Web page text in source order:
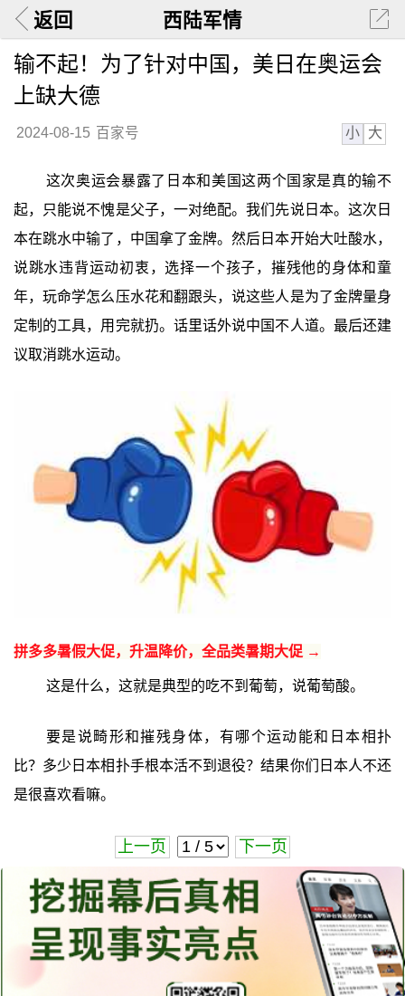
返回 西陆军情
输不起！为了针对中国，美日在奥运会
上缺大德
2024-08-15 百家号 小 大
这次奥运会暴露了日本和美国这两个国家是真的输不
起，只能说不愧是父子，一对绝配。我们先说日本。这次日
本在跳水中输了，中国拿了金牌。然后日本开始大吐酸水，
说跳水违背运动初衷，选择一个孩子，摧残他的身体和童
年，玩命学怎么压水花和翻跟头，说这些人是为了金牌量身
定制的工具，用完就扔。话里话外说中国不人道。最后还建
议取消跳水运动。
拼多多暑假大促，升温降价，全品类暑期大促 →
这是什么，这就是典型的吃不到葡萄，说葡萄酸。
要是说畸形和摧残身体，有哪个运动能和日本相扑
比？多少日本相扑手根本活不到退役？结果你们日本人不还
是很喜欢看嘛。
上一页 下一页